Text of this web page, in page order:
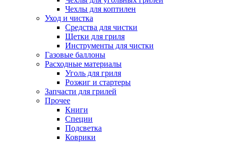
Чехлы для коптилен
Уход и чистка
Средства для чистки
Щетки для гриля
Инструменты для чистки
Газовые баллоны
Расходные материалы
Уголь для гриля
Розжиг и стартеры
Запчасти для грилей
Прочее
Книги
Специи
Подсветка
Коврики